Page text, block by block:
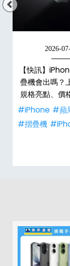
2026-
【快訊】
疊機會出嗎？
規格亮點、價
#iPhone #蘋
#摺疊機